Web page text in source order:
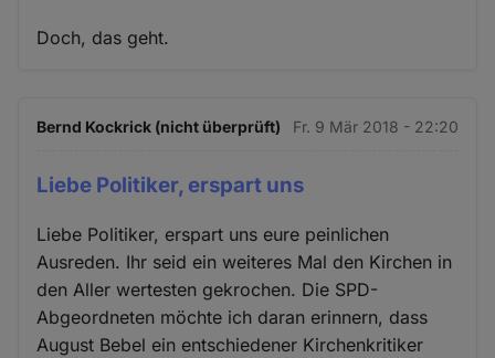
Doch, das geht.
Bernd Kockrick (nicht überprüft) Fr. 9 Mär 2018 - 22:20
Liebe Politiker, erspart uns
Liebe Politiker, erspart uns eure peinlichen
Ausreden. Ihr seid ein weiteres Mal den Kirchen in
den Aller wertesten gekrochen. Die SPD-
Abgeordneten möchte ich daran erinnern, dass
August Bebel ein entschiedener Kirchenkritiker